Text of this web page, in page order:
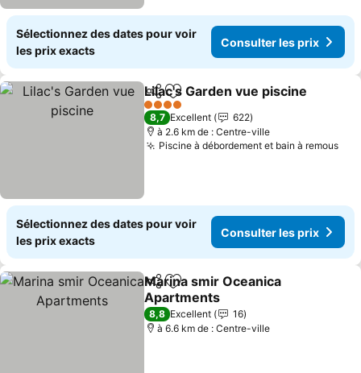
Sélectionnez des dates pour voir
les prix exacts
Consulter les prix
PartagerAjouter à mes favoris
Lilac's Garden vue piscine
4 Étoiles
8,7 Excellent
622
à 2.6 km de : Centre-ville
Piscine à débordement et bain à remous
Sélectionnez des dates pour voir
les prix exacts
Consulter les prix
PartagerAjouter à mes favoris
Marina smir Oceanica
Apartments
8,8 Excellent
16
à 6.6 km de : Centre-ville